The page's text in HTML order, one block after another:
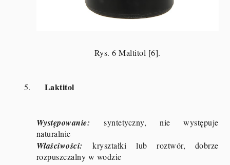
Rys. 6 Maltitol [6].
5. Laktitol
Występowanie: syntetyczny, nie występuje
naturalnie
Właściwości: kryształki lub roztwór, dobrze
rozpuszczalny w wodzie